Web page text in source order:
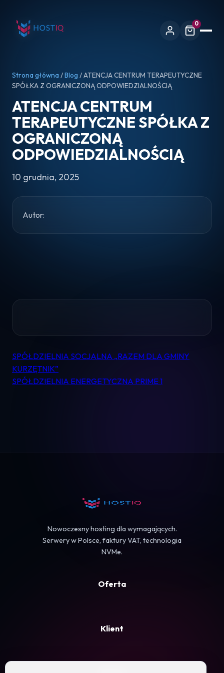
0
Pomoc
Kontakt
Strona główna /Blog / ATENCJA CENTRUM TERAPEUTYCZNE
SPÓŁKA Z OGRANICZONĄ ODPOWIEDZIALNOŚCIĄ
ATENCJA CENTRUM
TERAPEUTYCZNE SPÓŁKA Z
OGRANICZONĄ
ODPOWIEDZIALNOŚCIĄ
10 grudnia, 2025
Autor:
Nawigacja
wpisu
SPÓŁDZIELNIA SOCJALNA „RAZEM DLA GMINY
KURZĘTNIK”
SPÓŁDZIELNIA ENERGETYCZNA PRIME 1
Nowoczesny hosting dla wymagających.
Serwery w Polsce, faktury VAT, technologia
NVMe.
Oferta
Klient